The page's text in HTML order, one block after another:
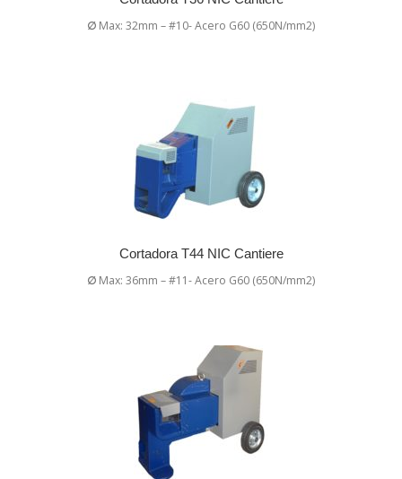
∅ Max: 32mm – #10- Acero G60 (650N/mm2)
Cortadora T44 NIC Cantiere
∅ Max: 36mm – #11- Acero G60 (650N/mm2)